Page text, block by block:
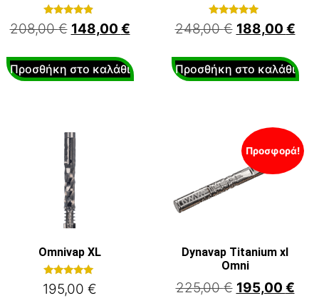
Βαθμολογήθηκε
με
208,00€ 148,00 €
Προσθήκη στο καλάθι
Βαθμολογήθηκε
με
248,00€ 188,00 €
Προσθήκη στο καλάθι
Omnivap XL
Βαθμολογήθηκε
με
195,00 €
Προσφορά!
Dynavap Titanium xl
Omni
225,00€ 195,00 €